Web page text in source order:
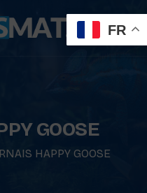
GOOSE
HAPPY GOOSE
FR